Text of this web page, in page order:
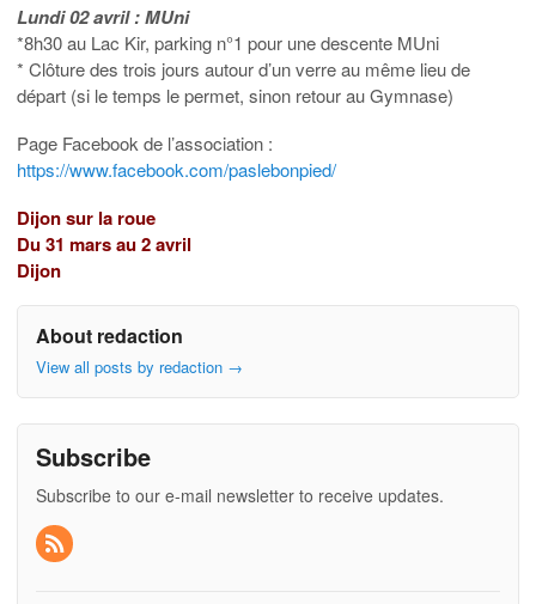
Lundi 02 avril : MUni
*8h30 au Lac Kir, parking n°1 pour une descente MUni
* Clôture des trois jours autour d’un verre au même lieu de
départ (si le temps le permet, sinon retour au Gymnase)
Page Facebook de l’association :
https://www.facebook.com/paslebonpied/
Dijon sur la roue
Du 31 mars au 2 avril
Dijon
About redaction
View all posts by redaction →
Subscribe
Subscribe to our e-mail newsletter to receive updates.